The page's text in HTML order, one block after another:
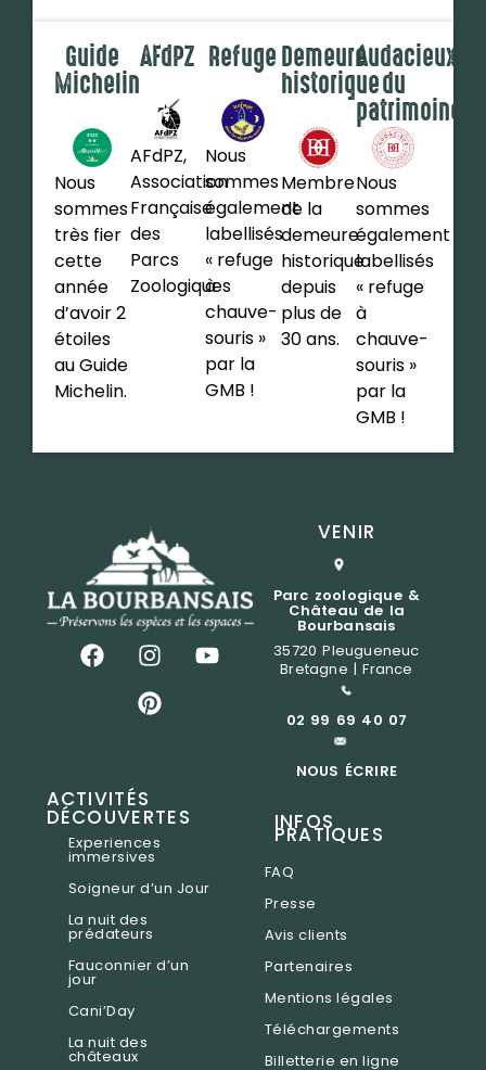
Guide
Michelin
Nous
sommes
très fier
cette
année
d’avoir 2
étoiles
au Guide
Michelin.
AFdPZ
AFdPZ,
Association
Française
des
Parcs
Zoologiques
Refuge
Nous
sommes
également
labellisés
« refuge
à
chauve-
souris »
par la
GMB !
Demeure
historique
Membre
de la
demeure
historique
depuis
plus de
30 ans.
Audacieux
du
patrimoine
Nous
sommes
également
labellisés
« refuge
à
chauve-
souris »
par la
GMB !
VENIR
Parc zoologique &
Château de la
Bourbansais
35720 Pleugueneuc
Bretagne | France
02 99 69 40 07
NOUS ÉCRIRE
ACTIVITÉS
DÉCOUVERTES
Experiences
immersives
Soigneur d’un Jour
La nuit des
prédateurs
Fauconnier d’un
jour
Cani’Day
La nuit des
châteaux
INFOS
PRATIQUES
FAQ
Presse
Avis clients
Partenaires
Mentions légales
Téléchargements
Billetterie en ligne